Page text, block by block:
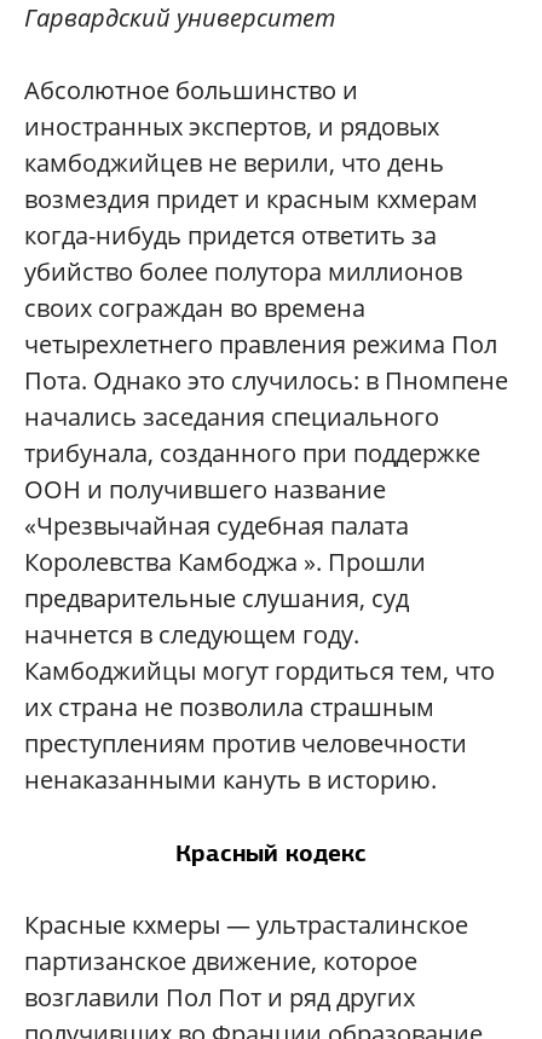
Гарвардский университет
Абсолютное большинство и
иностранных экспертов, и рядовых
камбоджийцев не верили, что день
возмездия придет и красным кхмерам
когда-нибудь придется ответить за
убийство более полутора миллионов
своих сограждан во времена
четырехлетнего правления режима Пол
Пота. Однако это случилось: в Пномпене
начались заседания специального
трибунала, созданного при поддержке
ООН и получившего название
«Чрезвычайная судебная палата
Королевства Камбоджа ». Прошли
предварительные слушания, суд
начнется в следующем году.
Камбоджийцы могут гордиться тем, что
их страна не позволила страшным
преступлениям против человечности
ненаказанными кануть в историю.
Красный кодекс
Красные кхмеры — ультрасталинское
партизанское движение, которое
возглавили Пол Пот и ряд других